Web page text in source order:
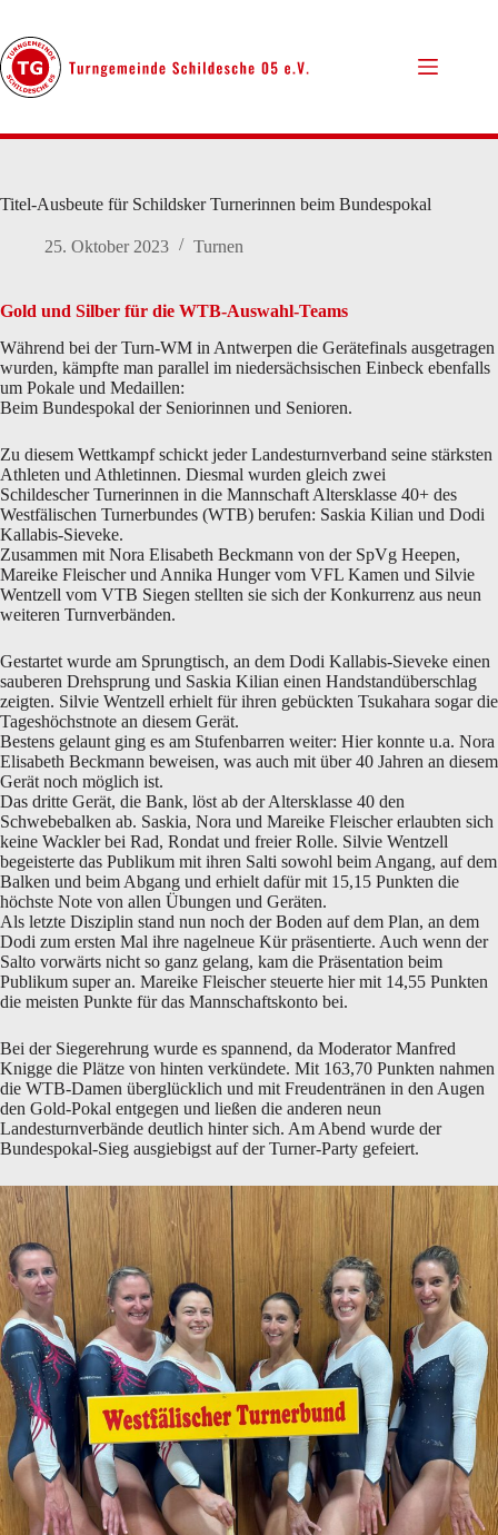
springen
Titel-Ausbeute für Schildsker Turnerinnen beim Bundespokal
25. Oktober 2023 Turnen
Gold und Silber für die WTB-Auswahl-Teams
Während bei der Turn-WM in Antwerpen die Gerätefinals ausgetragen
wurden, kämpfte man parallel im niedersächsischen Einbeck ebenfalls
um Pokale und Medaillen:
Beim Bundespokal der Seniorinnen und Senioren.
Zu diesem Wettkampf schickt jeder Landesturnverband seine stärksten
Athleten und Athletinnen. Diesmal wurden gleich zwei
Schildescher Turnerinnen in die Mannschaft Altersklasse 40+ des
Westfälischen Turnerbundes (WTB) berufen: Saskia Kilian und Dodi
Kallabis-Sieveke.
Zusammen mit Nora Elisabeth Beckmann von der SpVg Heepen,
Mareike Fleischer und Annika Hunger vom VFL Kamen und Silvie
Wentzell vom VTB Siegen stellten sie sich der Konkurrenz aus neun
weiteren Turnverbänden.
Gestartet wurde am Sprungtisch, an dem Dodi Kallabis-Sieveke einen
sauberen Drehsprung und Saskia Kilian einen Handstandüberschlag
zeigten. Silvie Wentzell erhielt für ihren gebückten Tsukahara sogar die
Tageshöchstnote an diesem Gerät.
Bestens gelaunt ging es am Stufenbarren weiter: Hier konnte u.a. Nora
Elisabeth Beckmann beweisen, was auch mit über 40 Jahren an diesem
Gerät noch möglich ist.
Das dritte Gerät, die Bank, löst ab der Altersklasse 40 den
Schwebebalken ab. Saskia, Nora und Mareike Fleischer erlaubten sich
keine Wackler bei Rad, Rondat und freier Rolle. Silvie Wentzell
begeisterte das Publikum mit ihren Salti sowohl beim Angang, auf dem
Balken und beim Abgang und erhielt dafür mit 15,15 Punkten die
höchste Note von allen Übungen und Geräten.
Als letzte Disziplin stand nun noch der Boden auf dem Plan, an dem
Dodi zum ersten Mal ihre nagelneue Kür präsentierte. Auch wenn der
Salto vorwärts nicht so ganz gelang, kam die Präsentation beim
Publikum super an. Mareike Fleischer steuerte hier mit 14,55 Punkten
die meisten Punkte für das Mannschaftskonto bei.
Bei der Siegerehrung wurde es spannend, da Moderator Manfred
Knigge die Plätze von hinten verkündete. Mit 163,70 Punkten nahmen
die WTB-Damen überglücklich und mit Freudentränen in den Augen
den Gold-Pokal entgegen und ließen die anderen neun
Landesturnverbände deutlich hinter sich. Am Abend wurde der
Bundespokal-Sieg ausgiebigst auf der Turner-Party gefeiert.